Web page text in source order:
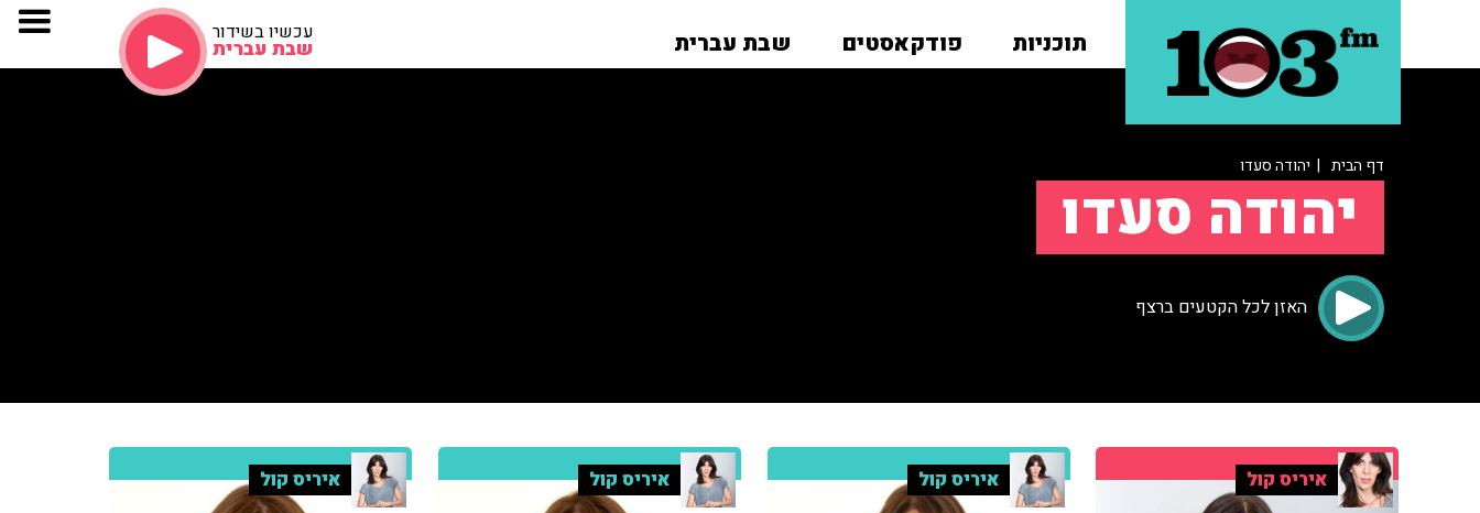
תוכניות פודקאסטים שבת עברית עכשיו בשידור
שבת עברית
דף הבית | יהודה סעדו
יהודה סעדו
האזן לכל הקטעים ברצף
איריס קול איריס קול איריס קול איריס קול